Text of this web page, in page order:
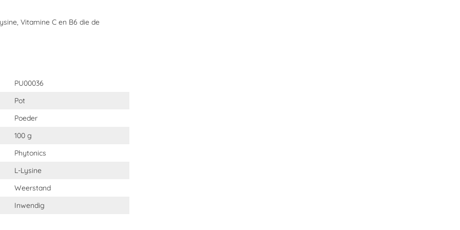
Comp?
Vitamine C en B6 die de
PU00036
Pot
Poeder
100 g
Phytonics
L-Lysine
Weerstand
Inwendig